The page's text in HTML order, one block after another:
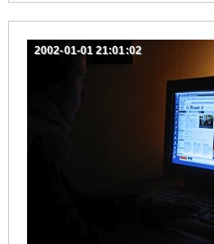
2002-01-01 21:01:02